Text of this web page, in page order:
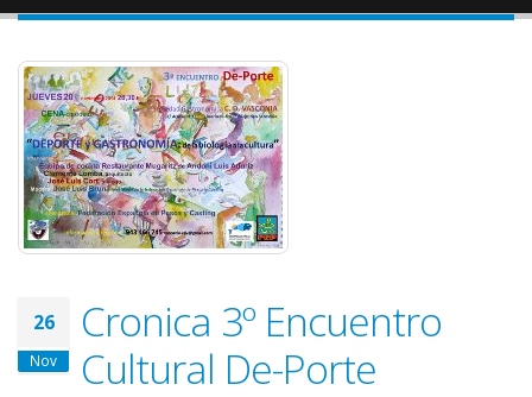
26
Nov
Cronica 3º Encuentro
Cultural De-Porte